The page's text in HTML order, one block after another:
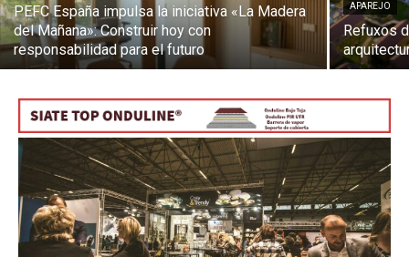
PEFC España impulsa la iniciativa «La Madera
del Mañana»: Construir hoy con
responsabilidad para el futuro
APAREJO
Refuxos